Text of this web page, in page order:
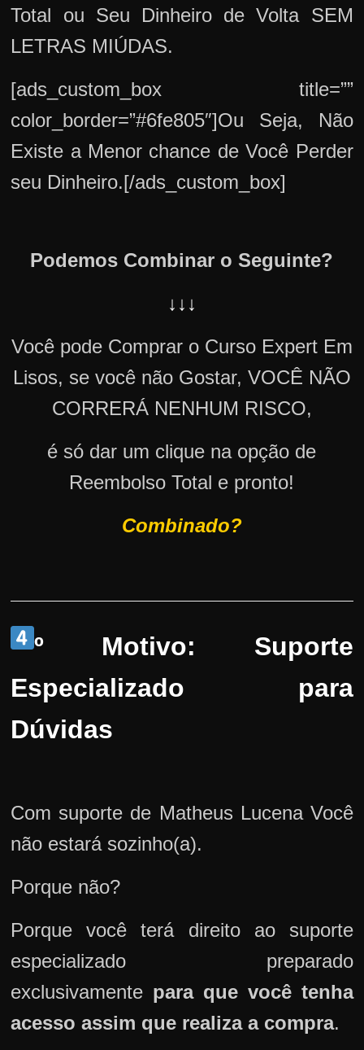
Total ou Seu Dinheiro de Volta SEM
LETRAS MIÚDAS.
[ads_custom_box title=””
color_border=”#6fe805″]Ou Seja, Não
Existe a Menor chance de Você Perder
seu Dinheiro.[/ads_custom_box]
Podemos Combinar o Seguinte?
↓↓↓
Você pode Comprar o Curso Expert Em
Lisos, se você não Gostar, VOCÊ NÃO
CORRERÁ NENHUM RISCO,
é só dar um clique na opção de
Reembolso Total e pronto!
Combinado?
º Motivo: Suporte
Especializado para
Dúvidas
Com suporte de Matheus Lucena Você
não estará sozinho(a).
Porque não?
Porque você terá direito ao suporte
especializado preparado
exclusivamente para que você tenha
acesso assim que realiza a compra.